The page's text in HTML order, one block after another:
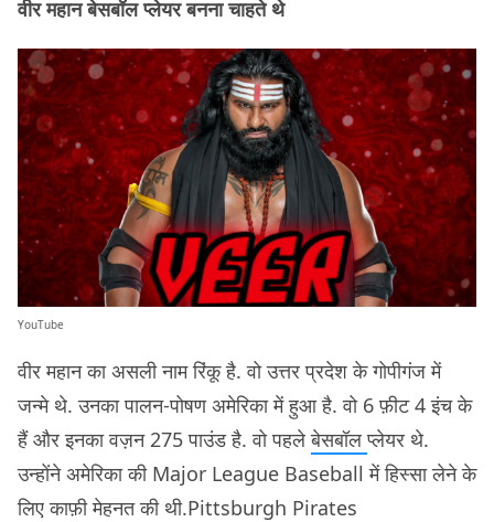
वीर महान बेसबॉल प्लेयर बनना चाहते थे
YouTube
वीर महान का असली नाम रिंकू है. वो उत्तर प्रदेश के गोपीगंज में
जन्मे थे. उनका पालन-पोषण अमेरिका में हुआ है. वो 6 फ़ीट 4 इंच के
हैं और इनका वज़न 275 पाउंड है. वो पहलेबेसबॉलप्लेयर थे.
उन्होंने अमेरिका की Major League Baseball में हिस्सा लेने के
लिए काफ़ी मेहनत की थी.Pittsburgh Pirates